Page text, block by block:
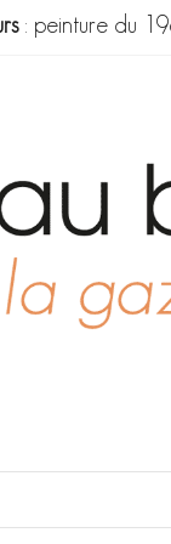
: peinture du